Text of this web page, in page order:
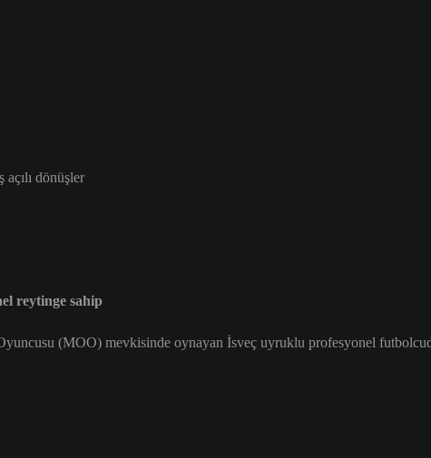
dönüşler
reytinge sahip
(MOO) mevkisinde oynayan İsveç uyruklu profesyonel